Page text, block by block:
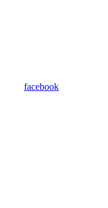
facebook